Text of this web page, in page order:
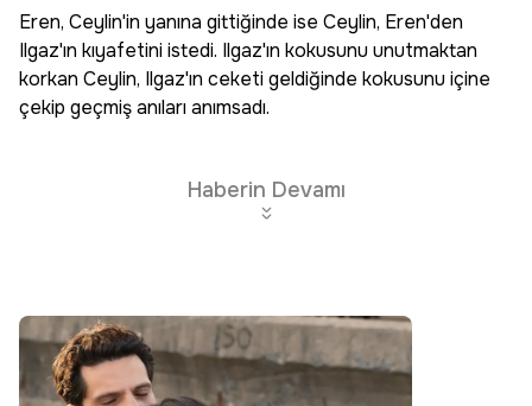
Eren, Ceylin'in yanına gittiğinde ise Ceylin, Eren'den
Ilgaz'ın kıyafetini istedi. Ilgaz'ın kokusunu unutmaktan
korkan Ceylin, Ilgaz'ın ceketi geldiğinde kokusunu içine
çekip geçmiş anıları anımsadı.
Haberin Devamı